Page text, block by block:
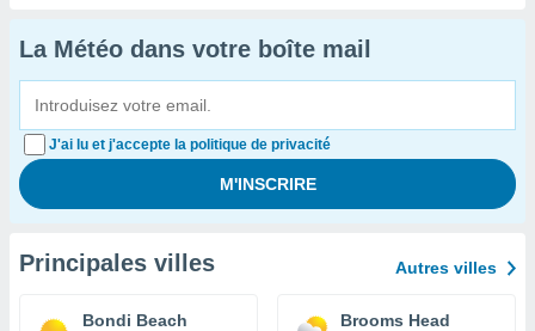
La Météo dans votre boîte mail
J'ai lu et j'accepte la politique de privacité
Principales villes Autres villes
Bondi Beach Brooms Head